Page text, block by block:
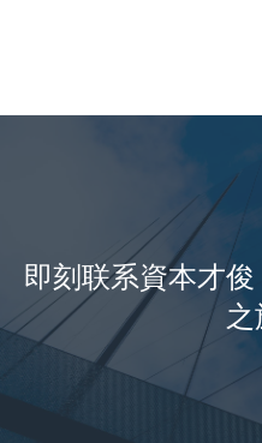
即刻联系資本才
之